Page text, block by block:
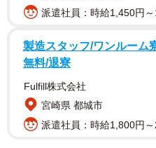
ぜ”心が狭い”になるのか？」
派。
落とし穴があるという。
大手シネコンも対応を
派遣社員：時給1,450円
製造スタッフ/ワンルーム
無料/退寮
Fulfill株式会社
宮崎県 都城市
派遣社員：時給1,800円